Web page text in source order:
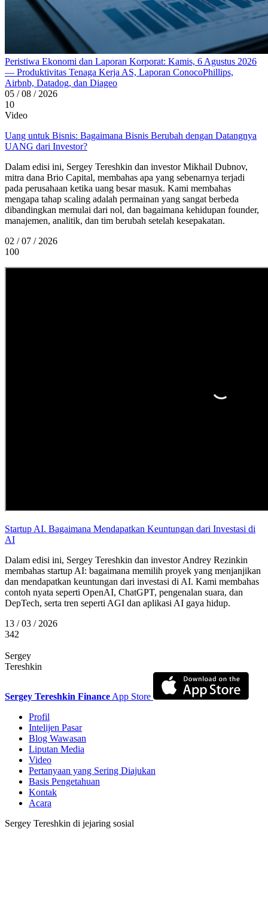
Peristiwa Ekonomi dan Laporan Korporat: Kamis, 6 Agustus 2026
— Produktivitas Tenaga Kerja AS, Laporan ConocoPhillips,
Airbnb, Datadog, dan Diageo
05 / 08 / 2026
10
Video
Uang untuk Bisnis: Bagaimana Bisnis Berubah dengan Datangnya
UANG dari Investor?
Dalam edisi ini, Sergey Tereshkin dan investor Mikhail Dubnov,
mitra dana Brio Capital, membahas apa yang sebenarnya terjadi
pada perusahaan ketika uang besar masuk. Kami membahas
mengapa tahap scaling adalah permainan yang sangat berbeda
dibandingkan memulai dari nol, dan bagaimana kehidupan founder,
manajemen, analitik, dan tim berubah setelah kesepakatan.
02 / 07 / 2026
100
Startup AI. Bagaimana Mendapatkan Keuntungan dari Investasi di
AI
Dalam edisi ini, Sergey Tereshkin dan investor Andrey Rezinkin
membahas startup AI: bagaimana memilih proyek yang menjanjikan
dan mendapatkan keuntungan dari investasi di AI. Kami membahas
contoh nyata seperti OpenAI, ChatGPT, pengenalan suara, dan
DepTech, serta tren seperti AGI dan aplikasi AI gaya hidup.
13 / 03 / 2026
342
Sergey
Tereshkin
Sergey Tereshkin Finance App Store
Profil
Intelijen Pasar
Blog Wawasan
Liputan Media
Video
Pertanyaan yang Sering Diajukan
Basis Pengetahuan
Kontak
Acara
Sergey Tereshkin di jejaring sosial